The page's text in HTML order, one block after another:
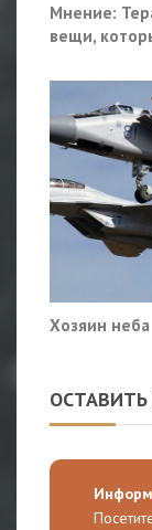
Мнение:
вещи,
Хозяин неба